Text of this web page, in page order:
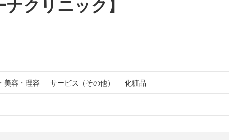
クリニック】
美容・理容 サービス（その他） 化粧品